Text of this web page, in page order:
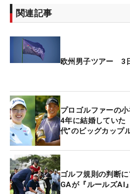
星野陸也、中島啓太、桂川有
で日本勢7人目の優勝者となる。
星野はトータル5アンダー・
トータル4アンダー・52位タイ
ア（ポルトガル）、2打差3位
国）が続く。
関連記事
欧州男子ツアー 3
プロゴルファーの
4年に結婚してい
代”のビッグカップ
ゴルフ規則の判断
GAが『ルールズAI